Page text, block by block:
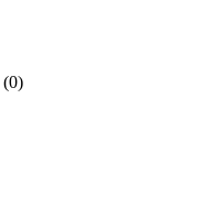
(0)